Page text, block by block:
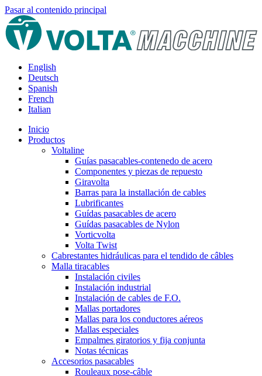
Pasar al contenido principal
English
Deutsch
Spanish
French
Italian
Inicio
Productos
Voltaline
Guías pasacables-contenedo de acero
Componentes y piezas de repuesto
Giravolta
Barras para la installación de cables
Lubrificantes
Guídas pasacables de acero
Guídas pasacables de Nylon
Vorticvolta
Volta Twist
Cabrestantes hidráulicas para el tendido de câbles
Malla tiracables
Instalación civiles
Instalación industrial
Instalación de cables de F.O.
Mallas portadores
Mallas para los conductores aéreos
Mallas especiales
Empalmes giratorios y fija conjunta
Notas técnicas
Accesorios pasacables
Rouleaux pose-câble